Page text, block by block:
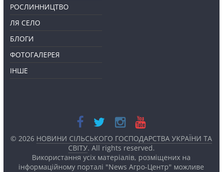
РОСЛИННИЦТВО
ЛЯ СЕЛО
БЛОГИ
ФОТОГАЛЕРЕЯ
ІНШЕ
© 2026 НОВИНИ СІЛЬСЬКОГО ГОСПОДАРСТВА УКРАЇНИ ТА
СВІТУ. All rights reserved.
Використання усіх матеріалів, розміщених на
інформаційному порталі "News Агро-Центр" можливе